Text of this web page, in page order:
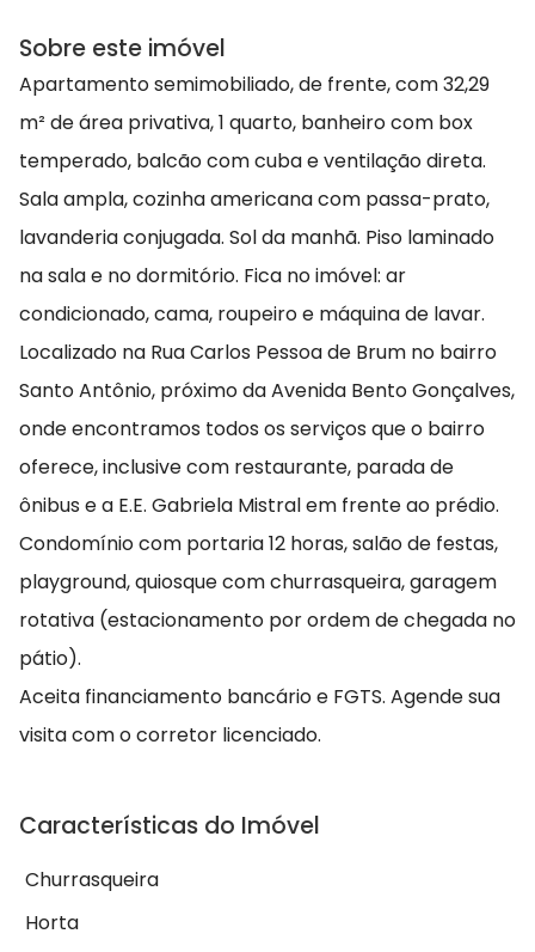
Sobre este imóvel
Apartamento semimobiliado, de frente, com 32,29
m² de área privativa, 1 quarto, banheiro com box
temperado, balcão com cuba e ventilação direta.
Sala ampla, cozinha americana com passa-prato,
lavanderia conjugada. Sol da manhã. Piso laminado
na sala e no dormitório. Fica no imóvel: ar
condicionado, cama, roupeiro e máquina de lavar.
Localizado na Rua Carlos Pessoa de Brum no bairro
Santo Antônio, próximo da Avenida Bento Gonçalves,
onde encontramos todos os serviços que o bairro
oferece, inclusive com restaurante, parada de
ônibus e a E.E. Gabriela Mistral em frente ao prédio.
Condomínio com portaria 12 horas, salão de festas,
playground, quiosque com churrasqueira, garagem
rotativa (estacionamento por ordem de chegada no
pátio).
Aceita financiamento bancário e FGTS. Agende sua
visita com o corretor licenciado.
Características do Imóvel
Churrasqueira
Horta